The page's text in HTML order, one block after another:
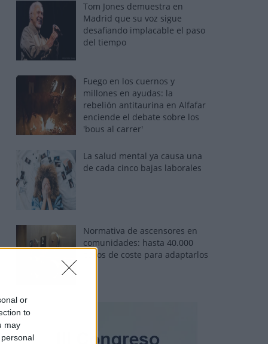
or
to
may
Tom Jones demuestra en
Madrid que su voz sigue
desafiando implacable el paso
del tiempo
Fuego en los cuernos y
millones en ayudas: la
rebelión antitaurina en Alfafar
enciende el debate sobre los
'bous al carrer'
La salud mental ya causa una
de cada cinco bajas laborales
Normativa de ascensores en
comunidades: hasta 40.000
euros de coste para adaptarlos